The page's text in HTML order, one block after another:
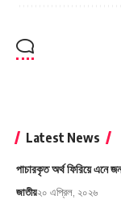
Latest News
পাচারকৃত অর্থ ফিরিয়ে এনে
জাতীয়২০ এপ্রিল, ২০২৬